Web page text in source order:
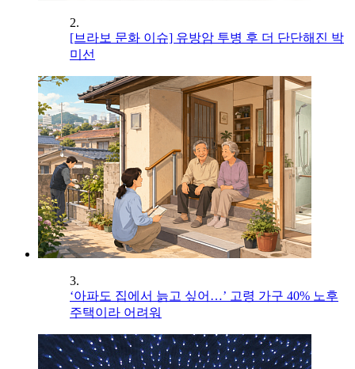
2.
[브라보 문화 이슈] 유방암 투병 후 더 단단해진 박
미선
3.
‘아파도 집에서 늙고 싶어…’ 고령 가구 40% 노후
주택이라 어려워